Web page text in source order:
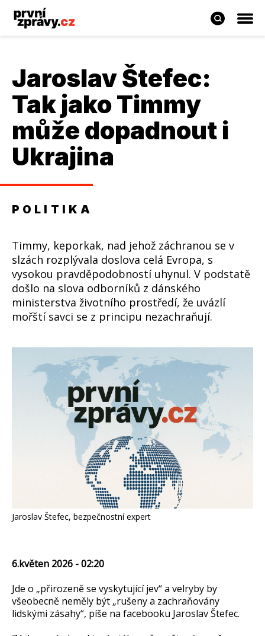
Jaroslav Štefec:
Tak jako Timmy
může dopadnout i
Ukrajina
POLITIKA
Timmy, keporkak, nad jehož záchranou se v
slzách rozplývala doslova celá Evropa, s
vysokou pravděpodobností uhynul. V podstatě
došlo na slova odborníků z dánského
ministerstva životního prostředí, že uvázlí
mořští savci se z principu nezachraňují.
Jaroslav Štefec, bezpečnostní expert
6.květen 2026 - 02:20
Jde o „přirozeně se vyskytující jev“ a velryby by
všeobecně neměly být „rušeny a zachraňovány
lidskými zásahy“, píše na facebooku Jaroslav Štefec.